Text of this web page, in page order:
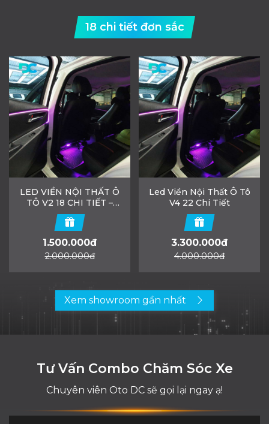
18 chi tiết đơn sắc
LED VIỀN NỘI THẤT Ô
TÔ V2 18 CHI TIẾT –
THANH LED 1 MÀU
1.500.000đ
2.000.000đ
Led Viền Nội Thất Ô Tô
V4 22 Chi Tiết
3.300.000đ
4.000.000đ
Xem showroom gần nhất
Tư Vấn Combo Chăm Sóc Xe
Chuyên viên Oto DC sẽ gọi lại ngay ạ!